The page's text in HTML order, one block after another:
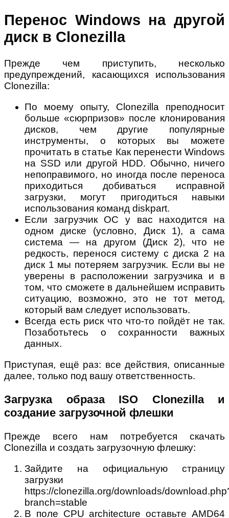
Перенос Windows на другой
диск в Clonezilla
Прежде чем приступить, несколько
предупреждений, касающихся использования
Clonezilla:
По моему опыту, Clonezilla преподносит
больше «сюрпризов» после клонирования
дисков, чем другие популярные
инструменты, о которых вы можете
прочитать в статье Как перенести Windows
на SSD или другой HDD. Обычно, ничего
непоправимого, но иногда после переноса
приходиться добиваться исправной
загрузки, могут пригодиться навыки
использования команд diskpart.
Если загрузчик ОС у вас находится на
одном диске (условно, Диск 1), а сама
система — на другом (Диск 2), что не
редкость, перенося систему с диска 2 на
диск 1 мы потеряем загрузчик. Если вы не
уверены в расположении загрузчика и в
том, что сможете в дальнейшем исправить
ситуацию, возможно, это не тот метод,
который вам следует использовать.
Всегда есть риск что что-то пойдёт не так.
Позаботьтесь о сохранности важных
данных.
Приступая, ещё раз: все действия, описанные
далее, только под вашу ответственность.
Загрузка образа ISO Clonezilla и
создание загрузочной флешки
Прежде всего нам потребуется скачать
Clonezilla и создать загрузочную флешку:
Зайдите на официальную страницу
загрузки
https://clonezilla.org/downloads/
branch=stable
В поле CPU architecture оставьте AMD64